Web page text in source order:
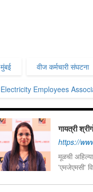
मुंबई वीज कर्मचारी संघटना
Electricity Employees
गायत्री
https://
मूळची
'एमजेएमसी'